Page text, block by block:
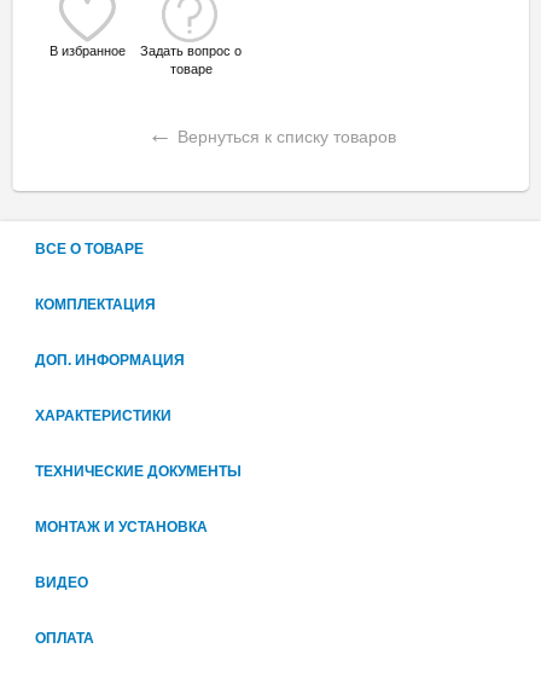
В избранное
Задать вопрос о
товаре
← Вернуться к списку товаров
ВСЕ О ТОВАРЕ
КОМПЛЕКТАЦИЯ
ДОП. ИНФОРМАЦИЯ
ХАРАКТЕРИСТИКИ
ТЕХНИЧЕСКИЕ ДОКУМЕНТЫ
МОНТАЖ И УСТАНОВКА
ВИДЕО
ОПЛАТА